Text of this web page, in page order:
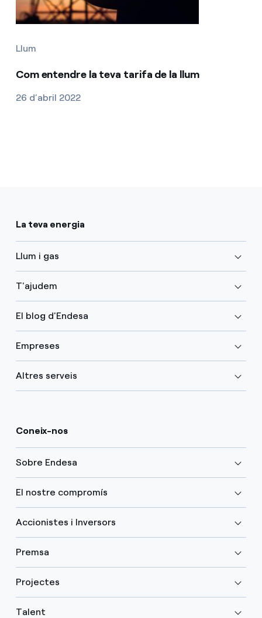
Llum
Com entendre la teva tarifa de la llum
26 d’abril 2022
La teva energia
Llum i gas
T'ajudem
El blog d'Endesa
Empreses
Altres serveis
Coneix-nos
Sobre Endesa
El nostre compromís
Accionistes i Inversors
Premsa
Projectes
Talent